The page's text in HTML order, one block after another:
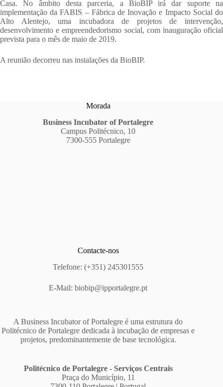
Casa. No âmbito desta parceria, a BioBIP irá dar suporte na
implementação da FABIS – Fábrica de Inovação e Impacto Social do
Alto Alentejo, uma incubadora de projetos de intervenção,
desenvolvimento e empreendedorismo social, com inauguração oficial
prevista para o mês de maio de 2019.
A reunião decorreu nas instalações da BioBIP.
Morada
Business Incubator of Portalegre
Campus Politécnico, 10
7300-555 Portalegre
Contacte-nos
Telefone: (+351) 245301555
E-Mail:biobip@ipportalegre.pt
A Business Incubator of Portalegre é uma estrutura do
Politécnico de Portalegre dedicada à incubação de empresas e
projetos, predominantemente de base tecnológica.
Politécnico de Portalegre - Serviços Centrais
Praça do Município, 11